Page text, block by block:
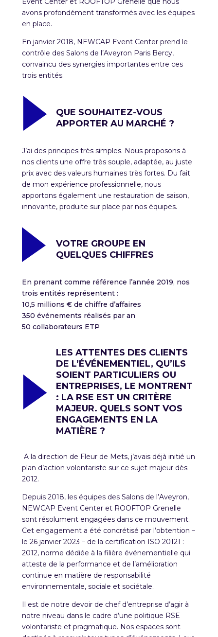
avons profondément transformés avec les équipes
en place.
En janvier 2018, NEWCAP Event Center prend le
contrôle des Salons de l’Aveyron Paris Bercy,
convaincu des synergies importantes entre ces
trois entités.
QUE SOUHAITEZ-VOUS
APPORTER AU MARCHÉ ?
J’ai des principes très simples. Nous proposons à
nos clients une offre très souple, adaptée, au juste
prix avec des valeurs humaines très fortes. Du fait
de mon expérience professionnelle, nous
apportons également une restauration de saison,
innovante, produite sur place par nos équipes.
VOTRE GROUPE EN
QUELQUES CHIFFRES
En prenant comme référence l’année 2019, nos
trois entités représentent :
10,5 millions € de chiffre d’affaires
350 événements réalisés par an
50 collaborateurs ETP
LES ATTENTES DES CLIENTS
DE L’ÉVÉNEMENTIEL, QU’ILS
SOIENT PARTICULIERS OU
ENTREPRISES, LE MONTRENT
: LA RSE EST UN CRITÈRE
MAJEUR. QUELS SONT VOS
ENGAGEMENTS EN LA
MATIÈRE ?
A la direction de Fleur de Mets, j’avais déjà initié un
plan d’action volontariste sur ce sujet majeur dès
2012.
Depuis 2018, les équipes des Salons de l’Aveyron,
NEWCAP Event Center et ROOFTOP Grenelle
sont résolument engagées dans ce mouvement.
Cet engagement a été concrétisé par l’obtention –
le 26 janvier 2023 – de la certification ISO 20121 :
2012, norme dédiée à la filière événementielle qui
atteste de la performance et de l’amélioration
continue en matière de responsabilité
environnementale, sociale et sociétale.
Il est de notre devoir de chef d’entreprise d’agir à
notre niveau dans le cadre d’une politique RSE
volontariste et pragmatique. Nos espaces sont